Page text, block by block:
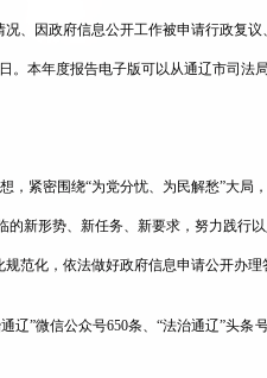
、因政府信息公开工作被申请行政复
。本年度报告电子版可以从通辽市司法局
紧密围绕“为党分忧、为民解愁”大局
新形势、新任务、新要求，努力践行
范化，依法做好政府信息申请公开办理
辽”微信公众号650条、“法治通辽”头条